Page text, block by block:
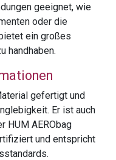
geeignet, wie
oder die
ein großes
handhaben.
gefertigt und
Er ist auch
HUM AERObag
und entspricht